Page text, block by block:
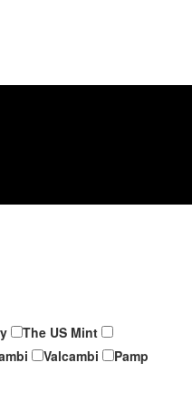
The US Mint
Valcambi
Pamp